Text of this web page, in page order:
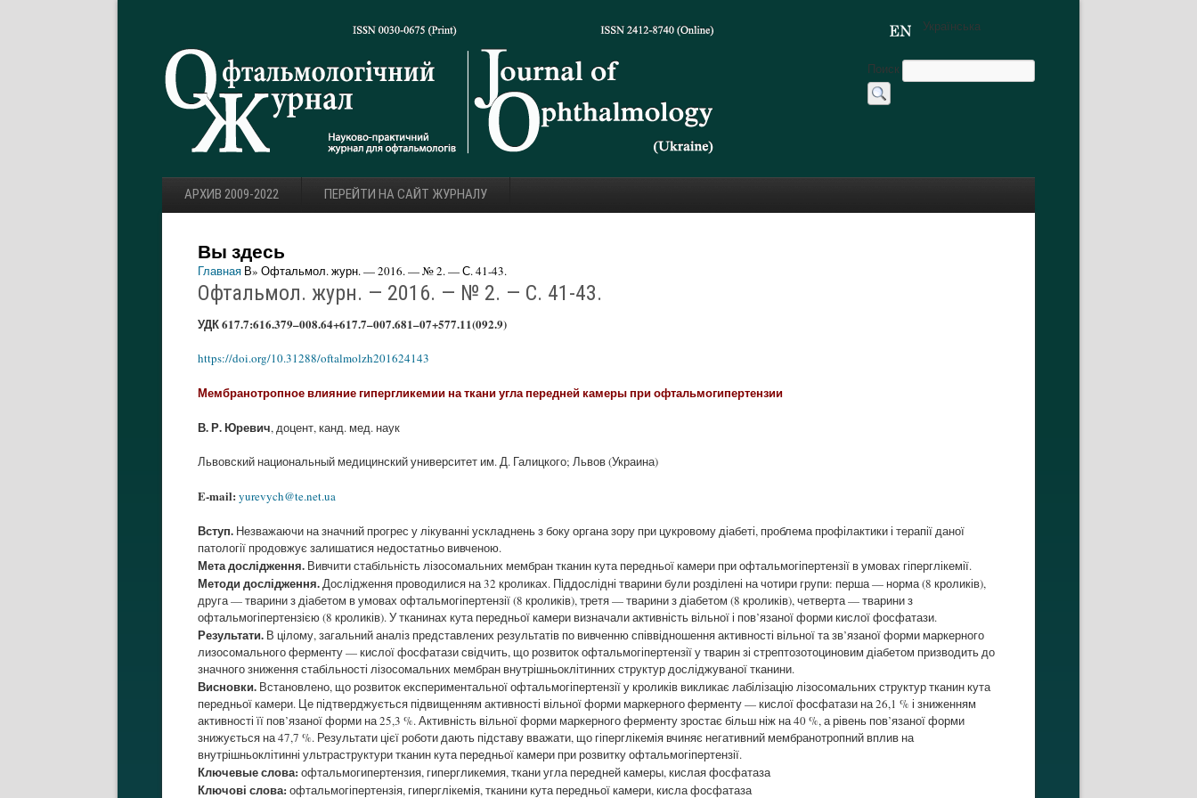
Українська
Поиск
АРХИВ 2009-2022 ПЕРЕЙТИ НА САЙТ ЖУРНАЛУ
Вы здесь
Главная В» Офтальмол. журн. — 2016. — № 2. — С. 41-43.
Офтальмол. журн. — 2016. — № 2. — С. 41-43.
УДК 617.7:616.379–008.64+617.7–007.681–07+577.11(092.9)
https://doi.org/10.31288/oftalmolzh201624143
Мембранотропное влияние гипергликемии на ткани угла передней камеры при офтальмогипертензии
В. Р. Юревич, доцент, канд. мед. наук
Львовский национальный медицинский университет им. Д. Галицкого; Львов (Украина)
E-mail: yurevych@te.net.ua
Вступ. Незважаючи на значний прогрес у лікуванні ускладнень з боку органа зору при цукровому діабеті, проблема профілактики і терапії даної
патології продовжує залишатися недостатньо вивченою.
Мета дослідження. Вивчити стабільність лізосомальних мембран тканин кута передньої камери при офтальмогіпертензії в умовах гіперглікемії.
Методи дослідження.Дослідження проводилися на 32 кроликах. Піддослідні тварини були розділені на чотири групи: перша — норма (8 кроликів),
друга — тварини з діабетом в умовах офтальмогіпертензії (8 кроликів), третя — тварини з діабетом (8 кроликів), четверта — тварини з
офтальмогіпертензією (8 кроликів). У тканинах кута передньої камери визначали активність вільної і пов’язаної форми кислої фосфатази.
Результати. В цілому, загальний аналіз представлених результатів по вивченню співвідношення активності вільної та зв’язаної форми маркерного
лизосомального ферменту — кислої фосфатази свідчить, що розвиток офтальмогіпертензії у тварин зі стрептозотоциновим діабетом призводить до
значного зниження стабільності лізосомальних мембран внутрішньоклітинних структур досліджуваної тканини.
Висновки. Встановлено, що розвиток експериментальної офтальмогіпертензії у кроликів викликає лабілізацію лізосомальних структур тканин кута
передньої камери. Це підтверджується підвищенням активності вільної форми маркерного ферменту — кислої фосфатази на 26,1 % і зниженням
активності її пов’язаної форми на 25,3 %. Активність вільної форми маркерного ферменту зростає більш ніж на 40 %, а рівень пов’язаної форми
знижується на 47,7 %. Результати цієї роботи дають підставу вважати, що гіперглікемія вчиняє негативний мембранотропний вплив на
внутрішньоклітинні ультраструктури тканин кута передньої камери при розвитку офтальмогіпертензії.
Ключевые слова: офтальмогипертензия, гипергликемия, ткани угла передней камеры, кислая фосфатаза
Ключові слова: офтальмогіпертензія, гиперглікемія, тканини кута передньої камери, кисла фосфатаза